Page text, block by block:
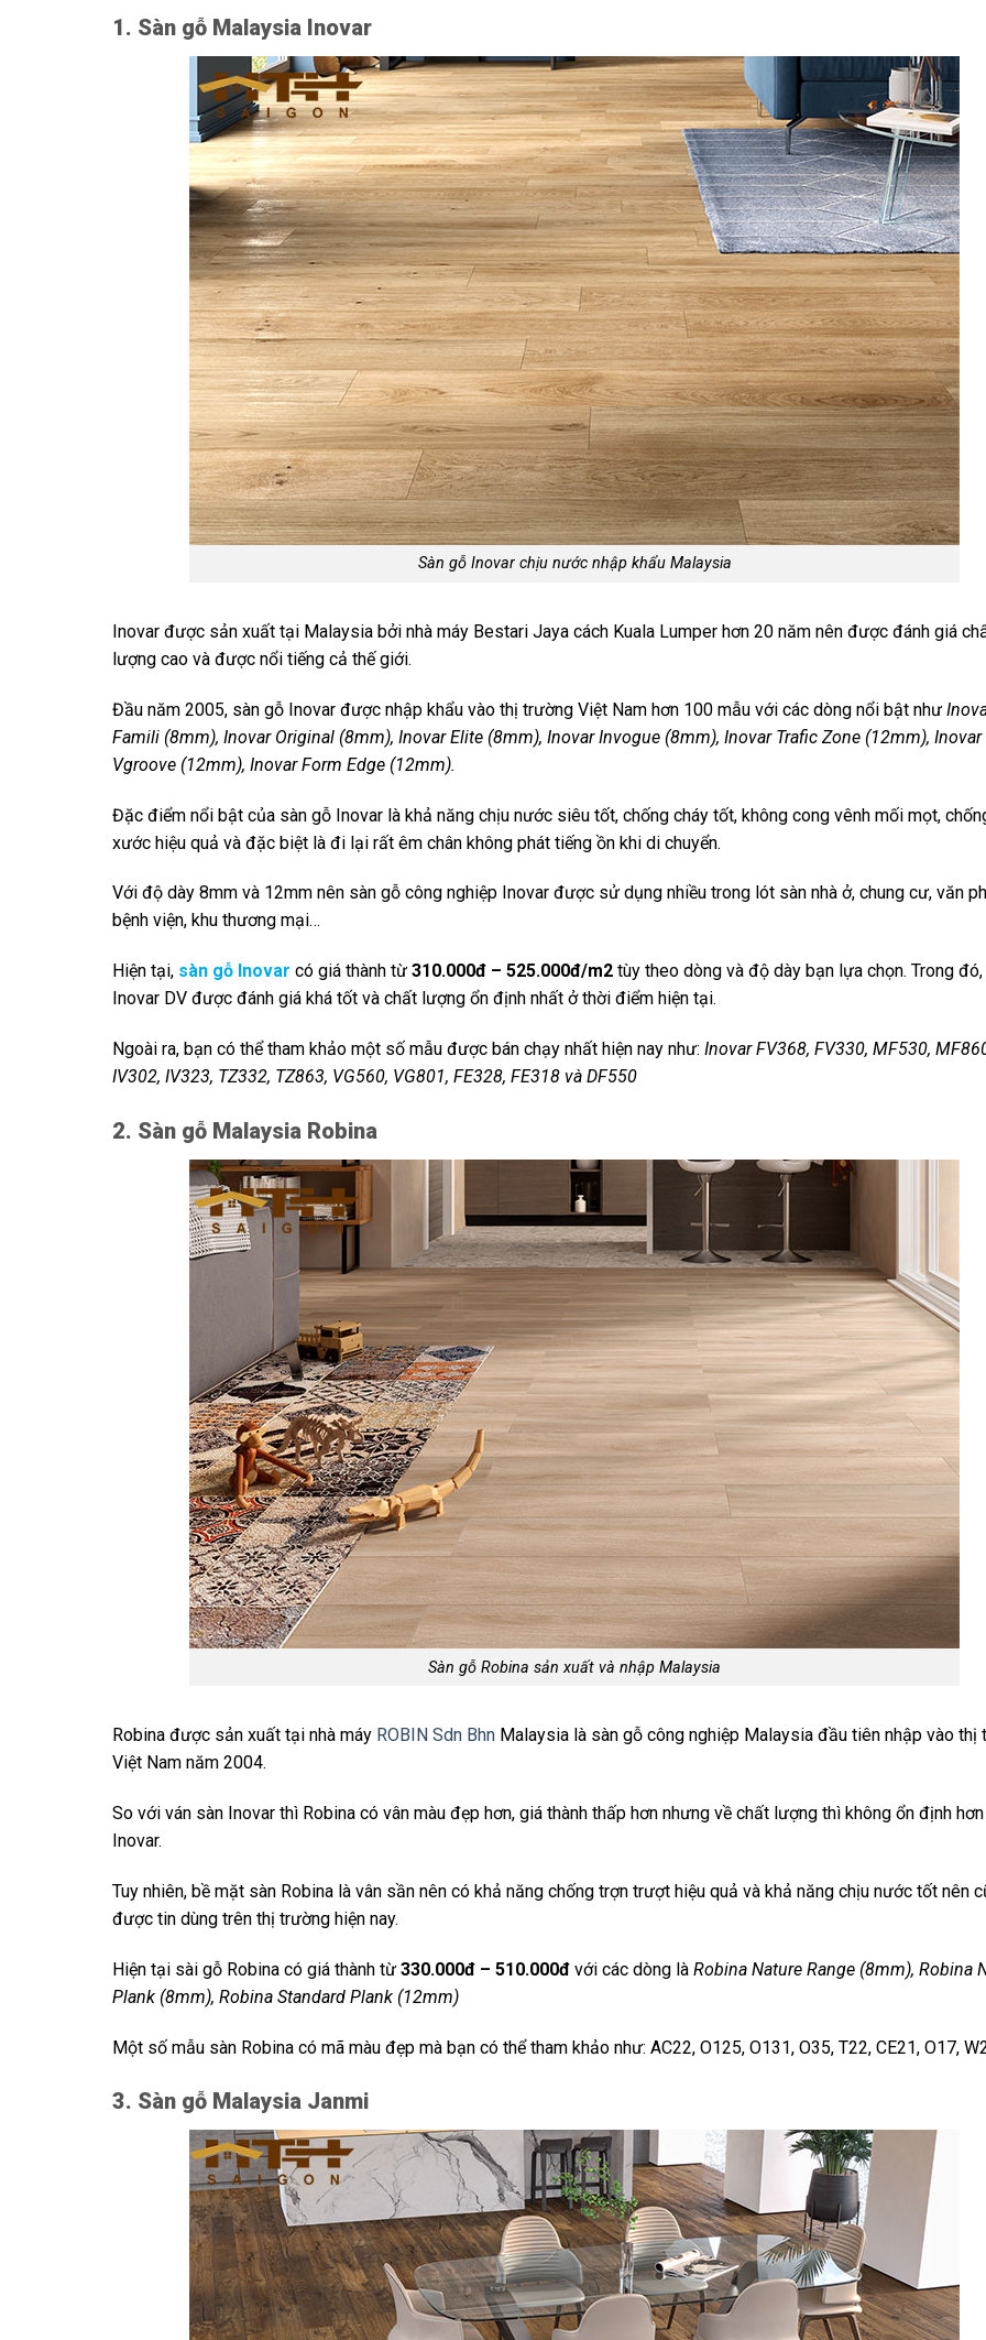
1. Sàn gỗ Malaysia Inovar
Sàn gỗ Inovar chịu nước nhập khẩu Malaysia
Inovar được sản xuất tại Malaysia bởi nhà máy Bestari Jaya cách Kuala Lumper hơn 20 năm nên được đánh giá
lượng cao và được nổi tiếng cả thế giới.
Đầu năm 2005, sàn gỗ Inovar được nhập khẩu vào thị trường Việt Nam hơn 100 mẫu với các dòng nổi bật như
Famili (8mm), Inovar Original (8mm), Inovar Elite (8mm), Inovar Invogue (8mm), Inovar Trafic Zone (12mm), Inovar
Vgroove (12mm), Inovar Form Edge (12mm).
Đặc điểm nổi bật của sàn gỗ Inovar là khả năng chịu nước siêu tốt, chống cháy tốt, không cong vênh mối mọt,
xước hiệu quả và đặc biệt là đi lại rất êm chân không phát tiếng ồn khi di chuyển.
Với độ dày 8mm và 12mm nên sàn gỗ công nghiệp Inovar được sử dụng nhiều trong lót sàn nhà ở, chung cư, văn
bệnh viện, khu thương mại…
Hiện tại, sàn gỗ Inovar có giá thành từ 310.000đ – 525.000đ/m2 tùy theo dòng và độ dày bạn lựa chọn. Trong
Inovar DV được đánh giá khá tốt và chất lượng ổn định nhất ở thời điểm hiện tại.
Ngoài ra, bạn có thể tham khảo một số mẫu được bán chạy nhất hiện nay như: Inovar FV368, FV330, MF530,
IV302, IV323, TZ332, TZ863, VG560, VG801, FE328, FE318 và DF550
2. Sàn gỗ Malaysia Robina
Sàn gỗ Robina sản xuất và nhập Malaysia
Robina được sản xuất tại nhà máy ROBIN Sdn Bhn Malaysia là sàn gỗ công nghiệp Malaysia đầu tiên nhập vào thị
Việt Nam năm 2004.
So với ván sàn Inovar thì Robina có vân màu đẹp hơn, giá thành thấp hơn nhưng về chất lượng thì không ổn định
Inovar.
Tuy nhiên, bề mặt sàn Robina là vân sần nên có khả năng chống trợn trượt hiệu quả và khả năng chịu nước tốt nên
được tin dùng trên thị trường hiện nay.
Hiện tại sài gỗ Robina có giá thành từ 330.000đ – 510.000đ với các dòng là Robina Nature Range (8mm), Robina
Plank (8mm), Robina Standard Plank (12mm)
Một số mẫu sàn Robina có mã màu đẹp mà bạn có thể tham khảo như: AC22, O125, O131, O35, T22, CE21, O17,
3. Sàn gỗ Malaysia Janmi